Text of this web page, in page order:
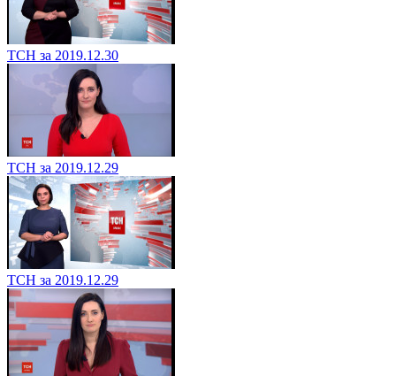
ТСН за 2019.12.30
ТСН за 2019.12.29
ТСН за 2019.12.29